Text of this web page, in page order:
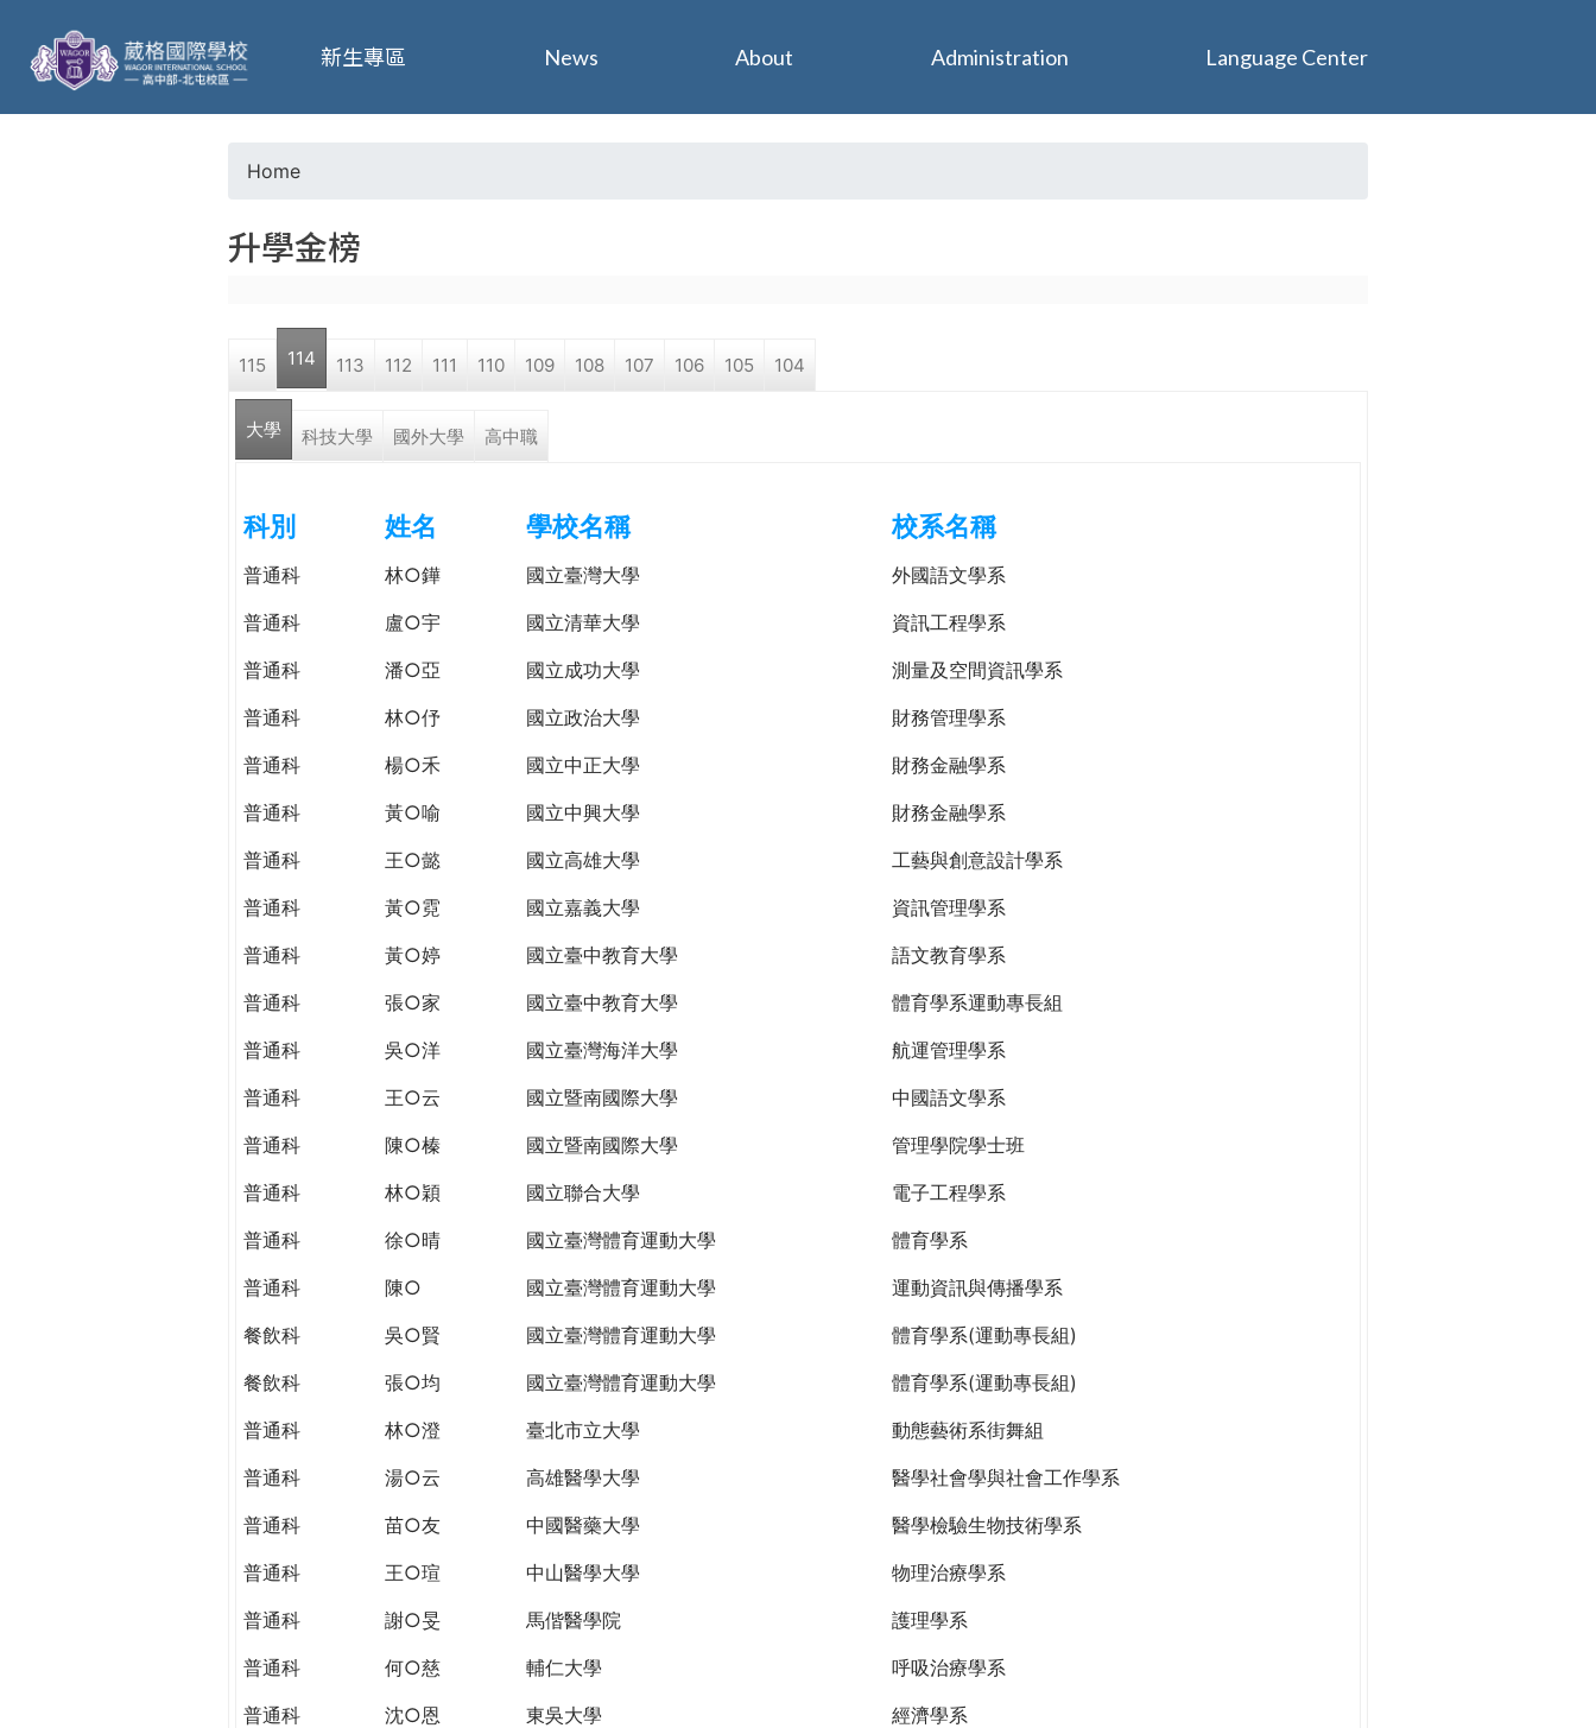
葳
格
o
a
r
e
r
e
Home
升學金榜
115 114 113 112 111 110 109 108 107 106 105 104
大學 科技大學 國外大學 高中職
科別 姓名 學校名稱 校系名稱
普通科 林○鏵 國立臺灣大學
外國語文學系
普通科
盧○宇 國立清華大學
資訊工程學系
普通科
潘○亞 國立成功大學
測量及空間資訊學系
普通科
林○伃 國立政治大學
財務管理學系
普通科
楊○禾 國立中正大學
財務金融學系
普通科
黃○喻 國立中興大學
財務金融學系
普通科
王○懿 國立高雄大學
工藝與創意設計學系
普通科
黃○霓 國立嘉義大學
資訊管理學系
普通科
黃○婷 國立臺中教育大學
語文教育學系
普通科
張○家 國立臺中教育大學
體育學系運動專長組
普通科
吳○洋 國立臺灣海洋大學
航運管理學系
普通科
王○云 國立暨南國際大學
中國語文學系
普通科
陳○榛 國立暨南國際大學
管理學院學士班
普通科
林○穎 國立聯合大學
電子工程學系
普通科
徐○晴 國立臺灣體育運動大學
體育學系
普通科
陳○ 國立臺灣體育運動大學
運動資訊與傳播學系
餐飲科
吳○賢 國立臺灣體育運動大學
體育學系(運動專長組)
餐飲科
張○均 國立臺灣體育運動大學
體育學系(運動專長組)
普通科
林○澄 臺北市立大學
動態藝術系街舞組
普通科
湯○云 高雄醫學大學
醫學社會學與社會工作學系
普通科
苗○友 中國醫藥大學
醫學檢驗生物技術學系
普通科
王○瑄 中山醫學大學
物理治療學系
普通科
謝○旻 馬偕醫學院
護理學系
普通科
何○慈 輔仁大學
呼吸治療學系
普通科
沈○恩 東吳大學
經濟學系
新生專區 News About Administration Language Center